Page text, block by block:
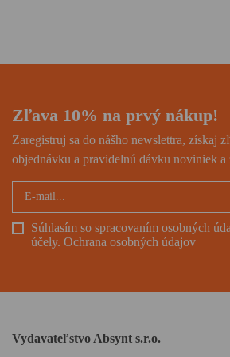
Zľava 10% na prvý nákup!
Zaregistruj sa do nášho newslettra, získaj
objednávku a pravidelnú dávku noviniek a
Súhlasím so spracovaním osobných
účely. Ochrana osobných údajov
Vydavateľstvo Absynt s.r.o.